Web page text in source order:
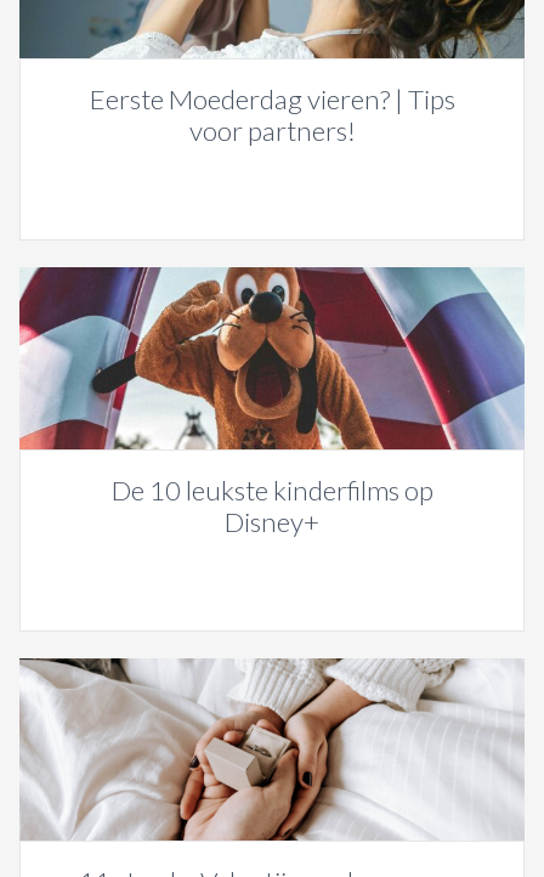
Eerste Moederdag vieren? | Tips
voor partners!
De 10 leukste kinderfilms op
Disney+